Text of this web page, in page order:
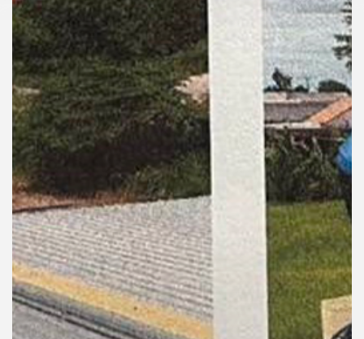
แนะนำ
เพล
ย์
ลิ
สต์
ของ
คุณ
เพลง
บทความ